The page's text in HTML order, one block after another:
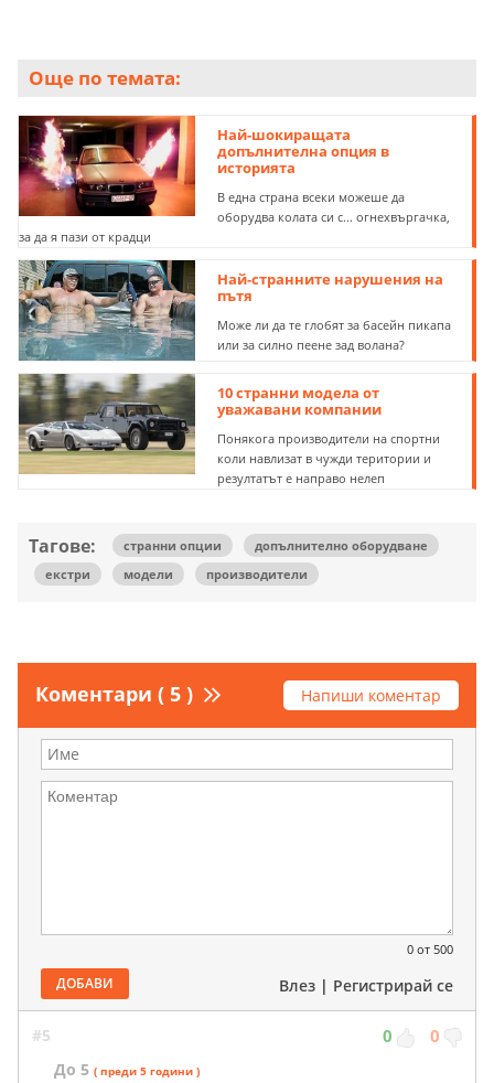
Още по темата:
Най-шокиращата
допълнителна опция в
историята
В една страна всеки можеше да
оборудва колата си с... огнехвъргачка,
за да я пази от крадци
Най-странните нарушения на
пътя
Може ли да те глобят за басейн пикапа
или за силно пеене зад волана?
10 странни модела от
уважавани компании
Понякога производители на спортни
коли навлизат в чужди територии и
резултатът е направо нелеп
Тагове: странни опции
допълнително оборудване
екстри
модели производители
Коментари ( 5 ) Напиши коментар
0 от 500
ДОБАВИ Влез | Регистрирай се
#5 0 0
До 5 ( преди 5 години )